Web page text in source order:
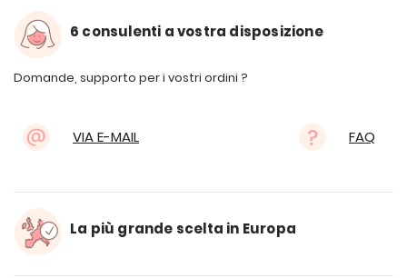
6 consulenti a vostra disposizione
Domande, supporto per i vostri ordini ?
VIA E-MAIL FAQ
La più grande scelta in Europa